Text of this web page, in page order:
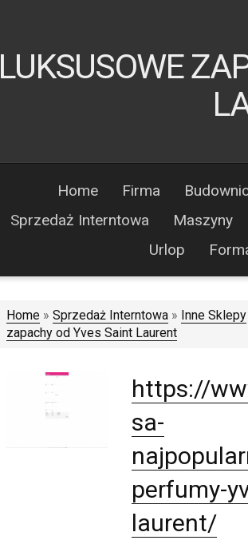
LUKSUSOWE
Home Firma
Sprzedaż Interntowa
Maszyny
Urlop
Home » Sprzedaż Interntowa » Inne Sklepy
zapachy od Yves Saint Laurent
https://
sa-
perfumy-
laurent/